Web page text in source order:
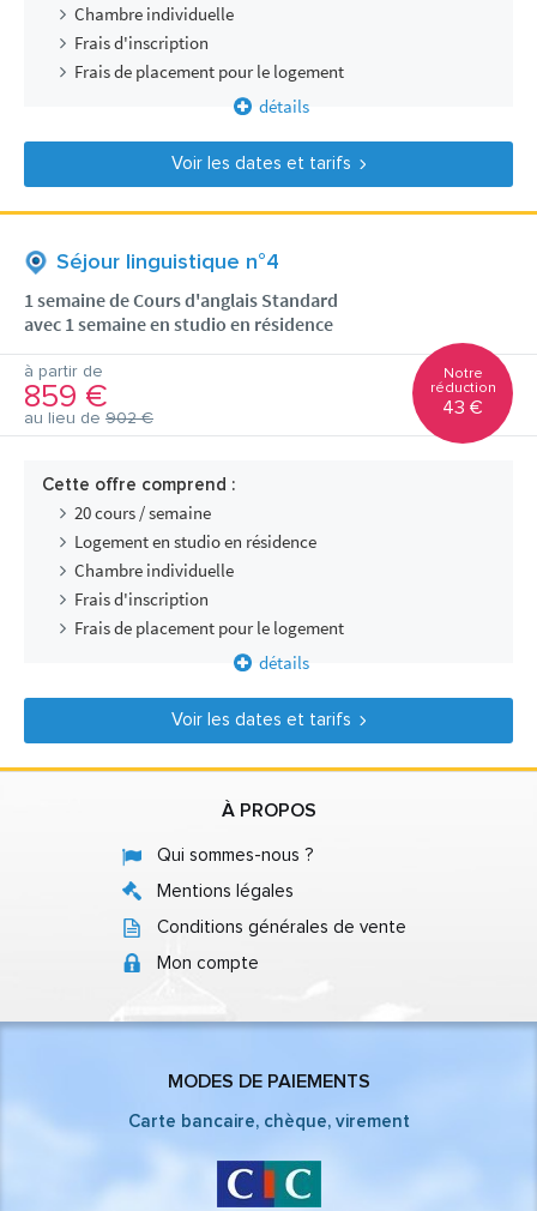
Chambre individuelle
Frais d'inscription
Frais de placement pour le logement
détails
Voir les dates et tarifs
Séjour linguistique n°4
1 semaine de Cours d'anglais Standard
avec 1 semaine en studio en résidence
à partir de
859 €
au lieu de 902 €
Notre
réduction
43 €
Cette offre comprend :
20 cours / semaine
Logement en studio en résidence
Chambre individuelle
Frais d'inscription
Frais de placement pour le logement
détails
Voir les dates et tarifs
À PROPOS
Qui sommes-nous ?
Mentions légales
Conditions générales de vente
Mon compte
MODES DE PAIEMENTS
Carte bancaire, chèque, virement